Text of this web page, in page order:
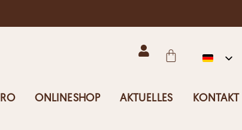
ONLINESHOP AKTUELLES KONTAKT